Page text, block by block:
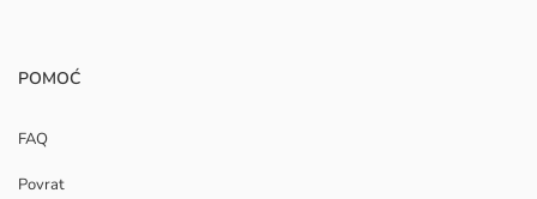
POMOĆ
FAQ
Povrat